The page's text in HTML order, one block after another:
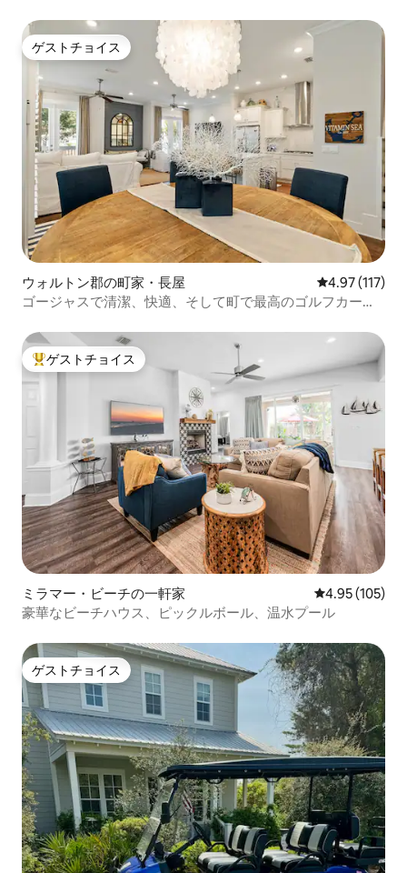
ゲストチョイス
ゲストチョイス
ウォルトン郡の町家・長屋 レビュー117
4.97 (117)
ゴージャスで清潔、快適、そして町で最高のゴルフカー
大好評のゲストチョイスです。
ゲストチョイス
ミラマー・ビーチの一軒家 レビュー105
4.95 (105)
豪華なビーチハウス、ピックルボール、温水プール
ゲストチョイス
ゲストチョイス